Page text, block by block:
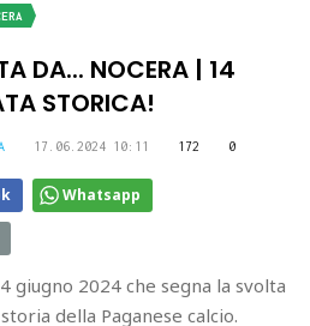
DA... NOCERA | 14
STORICA!
17.06.2024 10:11 172 0
Whatsapp
giugno 2024 che segna la svolta
della Paganese calcio.